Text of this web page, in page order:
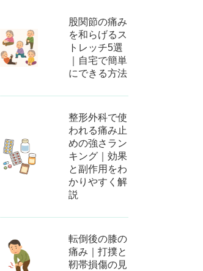
股関節の痛み
を和らげるス
トレッチ5選
｜自宅で簡単
にできる方法
整形外科で使
われる痛み止
めの強さラン
キング｜効果
と副作用をわ
かりやすく解
説
転倒後の膝の
痛み｜打撲と
靭帯損傷の見